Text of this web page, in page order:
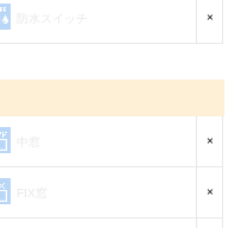
×
×
FIX窓 ×